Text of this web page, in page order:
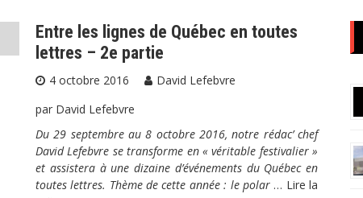
Entre les lignes de Québec en toutes
lettres – 2e partie
4 octobre 2016
David Lefebvre
par David Lefebvre
Du 29 septembre au 8 octobre 2016, notre rédac’ chef
David Lefebvre se transforme en « véritable festivalier »
et assistera à une dizaine d’événements du Québec en
toutes lettres. Thème de cette année : le polar … Lire la